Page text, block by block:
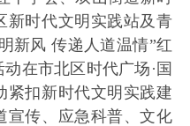
新时代文明实践站及青
新风 传递人道温情”红
在市北区时代广场·国
紧扣新时代文明实践建
宣传、应急科普、文化